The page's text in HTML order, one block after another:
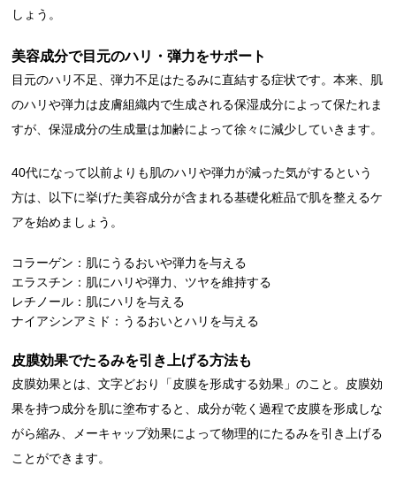
しょう。
美容成分で目元のハリ・弾力をサポート
目元のハリ不足、弾力不足はたるみに直結する症状です。本来、肌
のハリや弾力は皮膚組織内で生成される保湿成分によって保たれま
すが、保湿成分の生成量は加齢によって徐々に減少していきます。
40代になって以前よりも肌のハリや弾力が減った気がするという
方は、以下に挙げた美容成分が含まれる基礎化粧品で肌を整えるケ
アを始めましょう。
コラーゲン：肌にうるおいや弾力を与える
エラスチン：肌にハリや弾力、ツヤを維持する
レチノール：肌にハリを与える
ナイアシンアミド：うるおいとハリを与える
皮膜効果でたるみを引き上げる方法も
皮膜効果とは、文字どおり「皮膜を形成する効果」のこと。皮膜効
果を持つ成分を肌に塗布すると、成分が乾く過程で皮膜を形成しな
がら縮み、メーキャップ効果によって物理的にたるみを引き上げる
ことができます。